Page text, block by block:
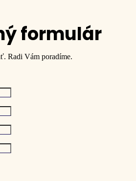
formulár
Radi Vám poradíme.